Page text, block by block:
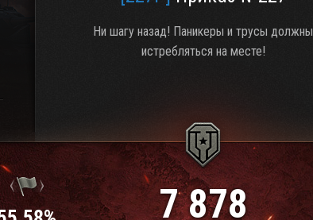
Ни шагу назад! Паникеры и трусы должны
истребляться на месте!
7 878